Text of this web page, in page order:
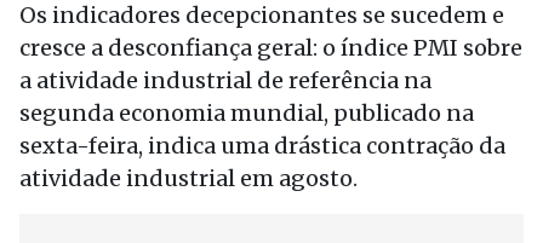
Os indicadores decepcionantes se sucedem e
cresce a desconfiança geral: o índice PMI sobre
a atividade industrial de referência na
segunda economia mundial, publicado na
sexta-feira, indica uma drástica contração da
atividade industrial em agosto.